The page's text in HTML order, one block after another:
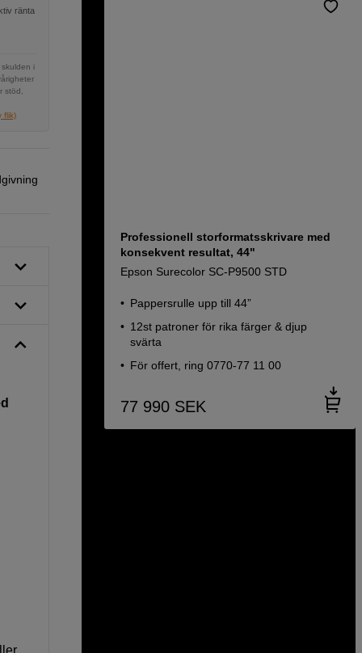
ränta
i
stöd,
flik)
Professionell storformatsskrivare med
konsekvent resultat, 44"
Epson Surecolor SC-P9500 STD
Pappersrulle upp till 44”
12st patroner för rika färger & djup
svärta
För offert, ring 0770-77 11 00
77 990 SEK